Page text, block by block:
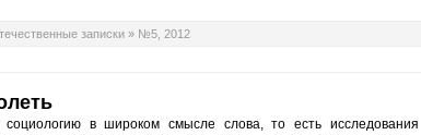
записки » №5, 2012
в широком смысле слова, то есть исследования